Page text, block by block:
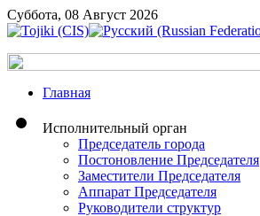
Суббота, 08 Август 2026
Главная
Исполнительный орган
Председатель города
Постоновление Председателя
Заместители Председателя
Аппарат Председателя
Руководители структур